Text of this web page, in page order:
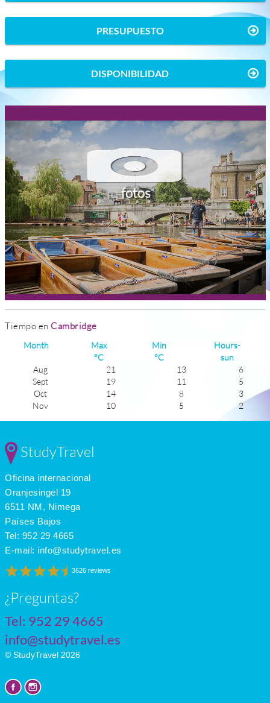
PRESUPUESTO
DISPONIBILIDAD
fotos
Tiempo en Cambridge
Month
Max
°C
Min
°C
Hours-
sun
Aug
21 13
6
Sept
19 11
5
Oct
14 8
3
Nov
10 5
2
Mar
May
June
July
StudyTravel
Oficina internacional
Oranjesingel 19
6511 NM, Nimega
Países Bajos
Tel: 952 29 4665
E-mail: info@studytravel.es
3626 reviews
¿Preguntas?
Tel: 952 29 4665
info@studytravel.es
© StudyTravel 2026